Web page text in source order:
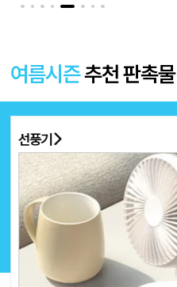
여름시즌추천 판촉물
선풍기